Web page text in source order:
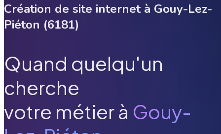
Création de site internet à Gouy-Lez-
Piéton (6181)
Quand quelqu'un
cherche
votre métier à Gouy-